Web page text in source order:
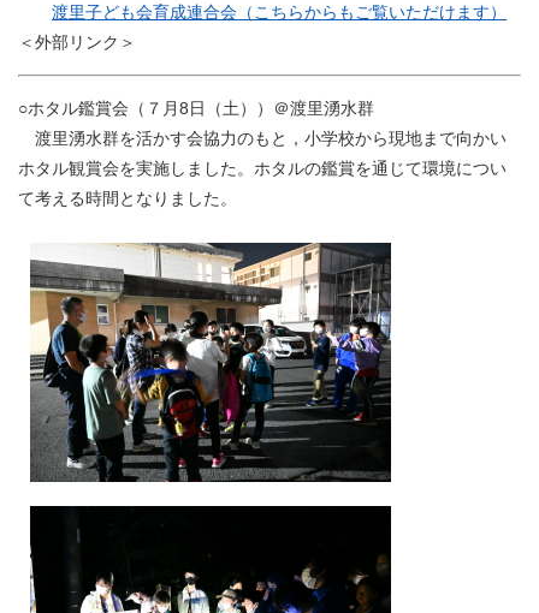
渡里子ども会育成連合会（こちらからもご覧いただけます）
＜外部リンク＞
○ホタル鑑賞会（７月8日（土））＠渡里湧水群
渡里湧水群を活かす会協力のもと，小学校から現地まで向かい
ホタル観賞会を実施しました。ホタルの鑑賞を通じて環境につい
て考える時間となりました。